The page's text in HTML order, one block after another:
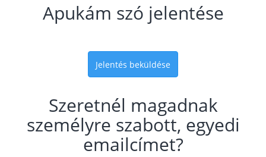
Apukám szó jelentése
Jelentés beküldése
Szeretnél magadnak
személyre szabott, egyedi
emailcímet?